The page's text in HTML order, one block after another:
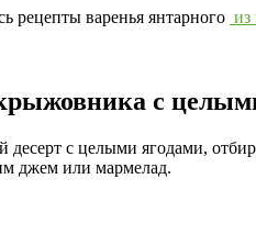
рецепты варенья янтарного из
с
десерт с целыми ягодами,
джем или мармелад.